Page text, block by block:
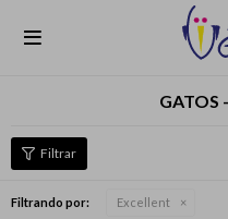

GATOS
Filtrando por: Excellent